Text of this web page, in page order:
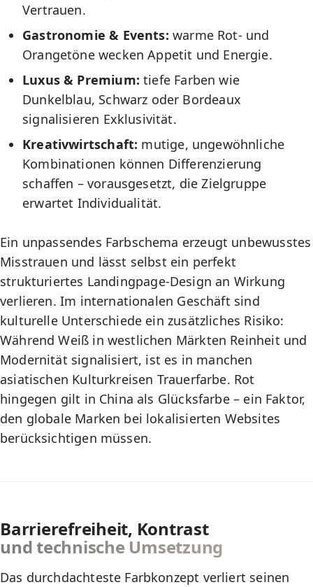
Vertrauen.
Gastronomie & Events: warme Rot- und
Orangetöne wecken Appetit und Energie.
Luxus & Premium: tiefe Farben wie
Dunkelblau, Schwarz oder Bordeaux
signalisieren Exklusivität.
Kreativwirtschaft: mutige, ungewöhnliche
Kombinationen können Differenzierung
schaffen – vorausgesetzt, die Zielgruppe
erwartet Individualität.
Ein unpassendes Farbschema erzeugt unbewusstes
Misstrauen und lässt selbst ein perfekt
strukturiertes Landingpage-Design an Wirkung
verlieren. Im internationalen Geschäft sind
kulturelle Unterschiede ein zusätzliches Risiko:
Während Weiß in westlichen Märkten Reinheit und
Modernität signalisiert, ist es in manchen
asiatischen Kulturkreisen Trauerfarbe. Rot
hingegen gilt in China als Glücksfarbe – ein Faktor,
den globale Marken bei lokalisierten Websites
berücksichtigen müssen.
Barrierefreiheit, Kontrast
und technische Umsetzung
Das durchdachteste Farbkonzept verliert seinen